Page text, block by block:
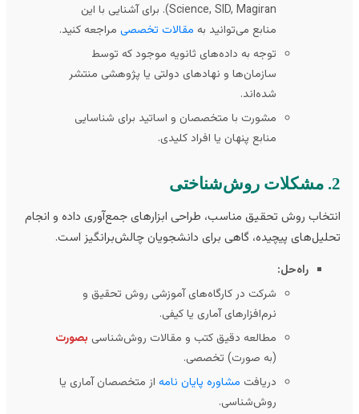
Science, SID, Magiran). برای آشنایی با این
منابع می‌توانید بهمقالات تخصصیمراجعه کنید.
توجه به داده‌های ثانویه موجود که توسط
سازمان‌ها و نهادهای دولتی یا پژوهشی منتشر
شده‌اند.
مشورت با متخصصان و اساتید برای شناسایی
منابع پنهان یا افراد کلیدی.
روش تحقیق مناسب، طراحی ابزارهای جمع‌آوری داده و انجام
پیچیده، گاهی برای دانشجویان چالش‌برانگیز است.
راه‌حل:
شرکت در کارگاه‌های آموزشی روش تحقیق و
نرم‌افزارهای آماری یا کیفی.
مطالعه دقیق کتب و مقالات روش‌شناسیبصورت
(به صورت) تخصصی.
دریافتمشاوره پایان نامهاز متخصصان آماری یا
روش‌شناسی.